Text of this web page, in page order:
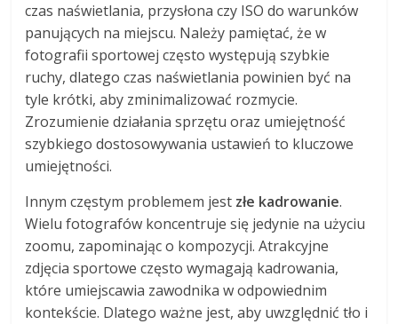
czas naświetlania, przysłona czy ISO do warunków
panujących na miejscu. Należy pamiętać, że w
fotografii sportowej często występują szybkie
ruchy, dlatego czas naświetlania powinien być na
tyle krótki, aby zminimalizować rozmycie.
Zrozumienie działania sprzętu oraz umiejętność
szybkiego dostosowywania ustawień to kluczowe
umiejętności.
Innym częstym problemem jest złe kadrowanie.
Wielu fotografów koncentruje się jedynie na użyciu
zoomu, zapominając o kompozycji. Atrakcyjne
zdjęcia sportowe często wymagają kadrowania,
które umiejscawia zawodnika w odpowiednim
kontekście. Dlatego ważne jest, aby uwzględnić tło i